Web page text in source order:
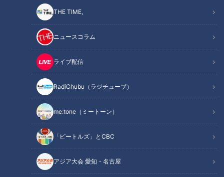
THE TIME,
ニュースコラム
ライブ配信
RadiChubu（ラジチューブ）
me:tone（ミートーン）
「ビートルズ」とCBC
アジア大会 愛知・名古屋
この記事を見たあなたへのおすすめ
東海３県 いま注目のご当地個性